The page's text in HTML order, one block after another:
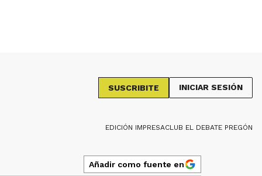
SUSCRIBITE INICIAR SESIÓN
EDICIÓN IMPRESACLUB EL DEBATE PREGÓN
Añadir como fuente en